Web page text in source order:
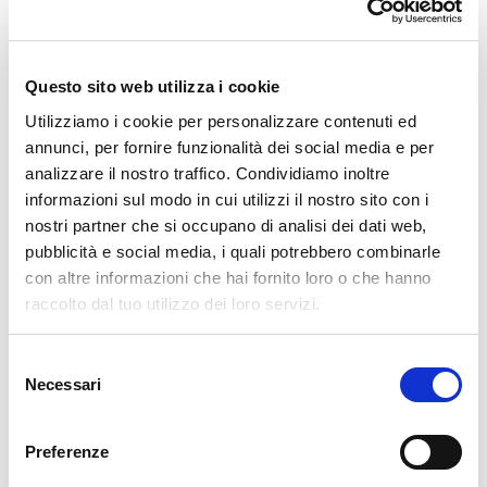
Questo sito web utilizza i cookie
Utilizziamo i cookie per personalizzare contenuti ed
annunci, per fornire funzionalità dei social media e per
analizzare il nostro traffico. Condividiamo inoltre
informazioni sul modo in cui utilizzi il nostro sito con i
nostri partner che si occupano di analisi dei dati web,
pubblicità e social media, i quali potrebbero combinarle
con altre informazioni che hai fornito loro o che hanno
raccolto dal tuo utilizzo dei loro servizi.
delNecessari
Preferenze
Alcuni muri perimetrali
Una porzione della volta a crociera
Il campanile, ben visibile nella valle
L’abbandono e la vegetazione hanno trasformato
fonde con il paesaggio.
🧭 Come arrivare